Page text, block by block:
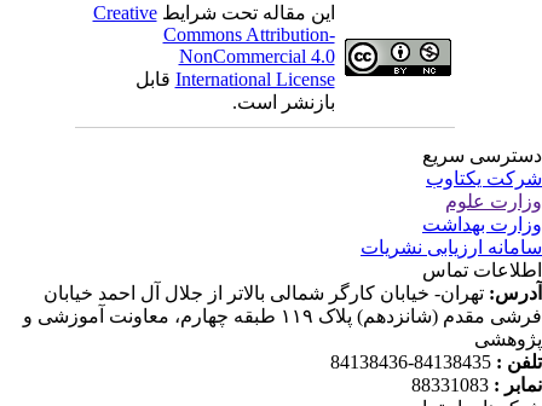
این مقاله تحت شرایطCreative
Commons Attribution-
NonCommercial 4.0
International Licenseقابل
بازنشر است.
سریع
یکتاوب
علوم
بهداشت
ارزیابی نشریات
تماس
تهران- خیابان کارگر شمالی بالاتر از جلال آل احمد خیابان
فرشی مقدم (شانزدهم) پلاک ۱۱۹ طبقه چهارم، معاونت آموزشی و
:
84138435-84138436
:
88331083